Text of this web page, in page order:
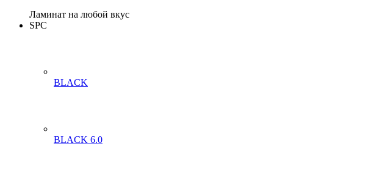
Ламинат на любой вкус
SPC
BLACK
BLACK 6.0